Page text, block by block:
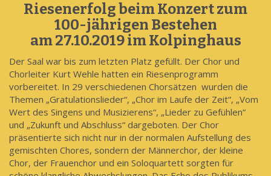
Riesenerfolg beim Konzert zum
100-jährigen Bestehen
am 27.10.2019 im Kolpinghaus
Der Saal war bis zum letzten Platz gefüllt. Der Chor und
Chorleiter Kurt Wehle hatten ein Riesenprogramm
vorbereitet. In 29 verschiedenen Chorsätzen wurden die
Themen „Gratulationslieder“, „Chor im Laufe der Zeit“, „Vom
Wert des Singens und Musizierens“, „Lieder zu Gefühlen“
und „Zukunft und Abschluss“ dargeboten. Der Chor
präsentierte sich nicht nur in der normalen Aufstellung des
gemischten Chores, sondern der Männerchor, der kleine
Chor, der Frauenchor und ein Soloquartett sorgten für